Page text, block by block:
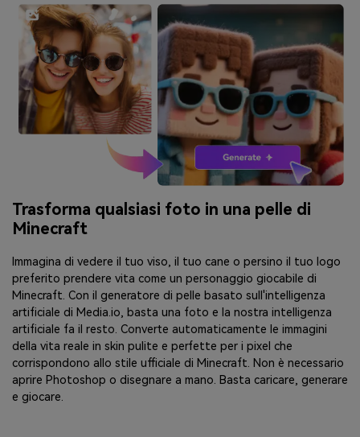
Trasforma qualsiasi foto in una pelle di
Minecraft
Immagina di vedere il tuo viso, il tuo cane o persino il tuo logo
preferito prendere vita come un personaggio giocabile di
Minecraft. Con il generatore di pelle basato sull'intelligenza
artificiale di Media.io, basta una foto e la nostra intelligenza
artificiale fa il resto. Converte automaticamente le immagini
della vita reale in skin pulite e perfette per i pixel che
corrispondono allo stile ufficiale di Minecraft. Non è necessario
aprire Photoshop o disegnare a mano. Basta caricare, generare
e giocare.